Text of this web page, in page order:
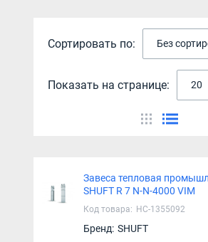
Сортировать по: Без
Показать на странице: 20
Завеса тепловая
SHUFT R 7 N-N-4000 VIM
Код товара: НС-1355092
Бренд: SHUFT